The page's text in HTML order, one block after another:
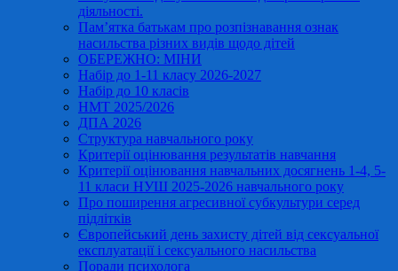
діяльності.
Пам’ятка батькам про розпізнавання ознак
насильства різних видів щодо дітей
ОБЕРЕЖНО: МІНИ
Набір до 1-11 класу 2026-2027
Набір до 10 класів
НМТ 2025/2026
ДПА 2026
Структура навчального року
Критерії оцінювання результатів навчання
Критерії оцінювання навчальних досягнень 1-4, 5-
11 класи НУШ 2025-2026 навчального року
Про поширення агресивної субкультури серед
підлітків
Європейський день захисту дітей від сексуальної
експлуатації і сексуального насильства
Поради психолога